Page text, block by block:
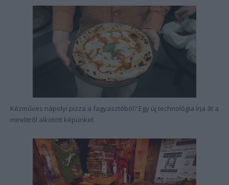
Kézműves nápolyi pizza a fagyasztóból? Egy új technológia írja át a
mirelitről alkotott képünket